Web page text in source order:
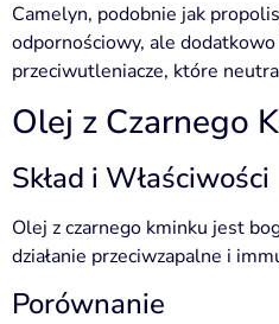
Camelyn, podobnie jak
odpornościowy, ale
przeciwutleniacze, które
Olej z Czarnego
Skład i Właściwości
Olej z czarnego kminku jest
działanie przeciwzapalne i
Porównanie